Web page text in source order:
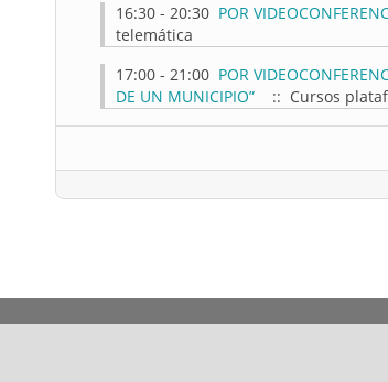
16:30 - 20:30 POR
telemática
17:00 - 21:00 POR
DE UN MUNICIPIO”
:: Cursos